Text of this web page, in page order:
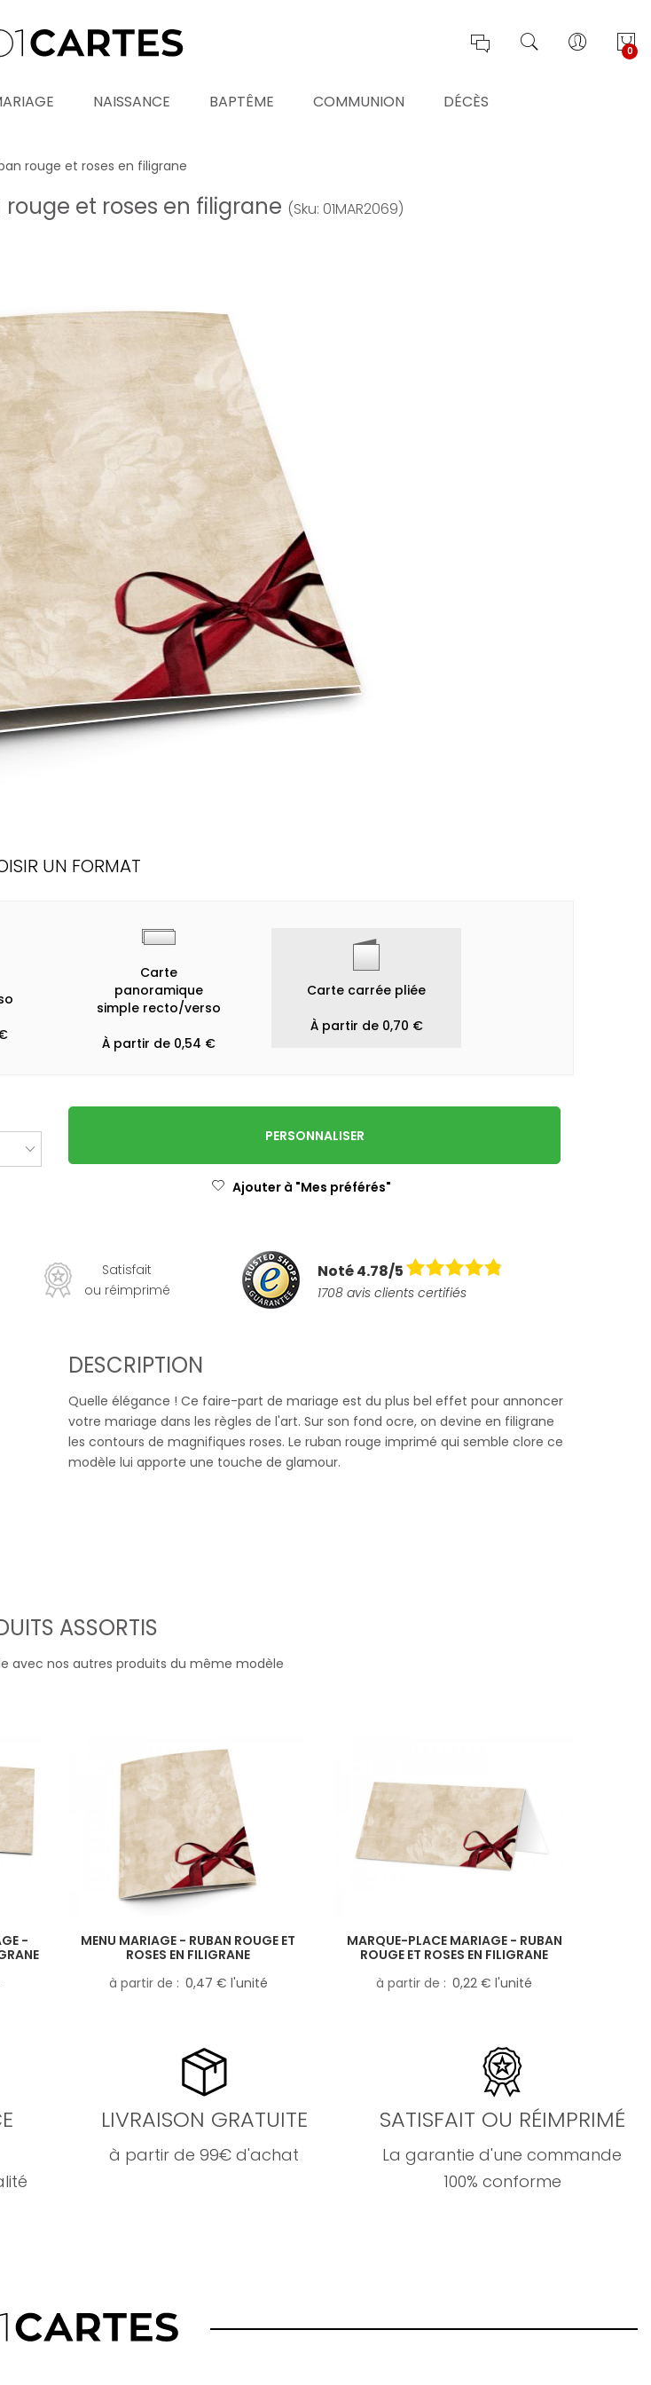
0
NAISSANCE BAPTÊME COMMUNION DÉCÈS
rouge et roses en filigrane
et roses en filigrane (Sku: 01MAR2069)
UN FORMAT
Carte
panoramique
simple recto/verso
À partir de 0,54 €
Carte carrée pliée
À partir de 0,70 €
PERSONNALISER
Ajouter à "Mes préférés"
Satisfait
ou réimprimé
Noté 4.78/5
1708 avis clients certifiés
DESCRIPTION
Quelle élégance ! Ce faire-part de mariage est du plus bel effet pour annoncer
votre mariage dans les règles de l'art. Sur son fond ocre, on devine en filigrane
les contours de magnifiques roses. Le ruban rouge imprimé qui semble clore ce
modèle lui apporte une touche de glamour.
ASSORTIS
avec nos autres produits du même modèle
-
MENU MARIAGE - RUBAN ROUGE ET
ROSES EN FILIGRANE
à partir de
0,47 € l'unité
MARQUE-PLACE MARIAGE - RUBAN
ROUGE ET ROSES EN FILIGRANE
à partir de
0,22 € l'unité
LIVRAISON GRATUITE
à partir de 99€ d'achat
SATISFAIT OU RÉIMPRIMÉ
La garantie d'une commande
100% conforme